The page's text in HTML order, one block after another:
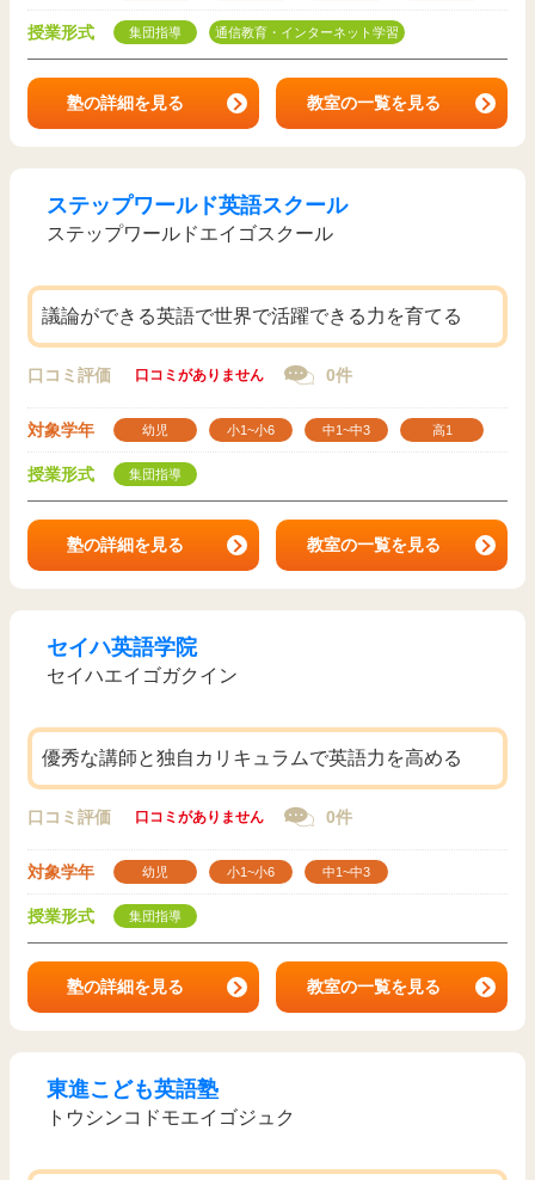
授業形式 集団指導 通信教育・インターネット学習
塾の詳細を見る 教室の一覧を見る
ステップワールド英語スクール
ステップワールドエイゴスクール
議論ができる英語で世界で活躍できる力を育てる
口コミ評価 口コミがありません 0件
対象学年 幼児 小1~小6 中1~中3 高1
授業形式 集団指導
塾の詳細を見る 教室の一覧を見る
セイハ英語学院
セイハエイゴガクイン
優秀な講師と独自カリキュラムで英語力を高める
口コミ評価 口コミがありません 0件
対象学年 幼児 小1~小6 中1~中3
授業形式 集団指導
塾の詳細を見る 教室の一覧を見る
東進こども英語塾
トウシンコドモエイゴジュク